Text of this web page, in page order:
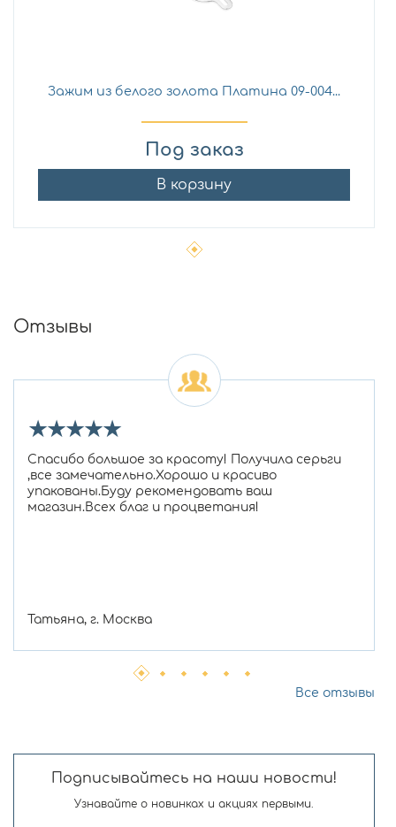
Зажим из белого золота Платина 09-004...
Под заказ
В корзину
Отзывы
★★★★★
Спасибо большое за красоту! Получила серьги
,все замечательно.Хорошо и красиво
упакованы.Буду рекомендовать ваш
магазин.Всех благ и процветания!
Татьяна, г. Москва
Все отзывы
Подписывайтесь на наши новости!
Узнавайте о новинках и акциях первыми.